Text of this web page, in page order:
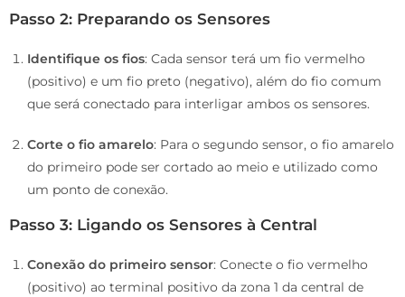
Passo 2: Preparando os Sensores
Identifique os fios: Cada sensor terá um fio vermelho
(positivo) e um fio preto (negativo), além do fio comum
que será conectado para interligar ambos os sensores.
Corte o fio amarelo: Para o segundo sensor, o fio amarelo
do primeiro pode ser cortado ao meio e utilizado como
um ponto de conexão.
Passo 3: Ligando os Sensores à Central
Conexão do primeiro sensor: Conecte o fio vermelho
(positivo) ao terminal positivo da zona 1 da central de